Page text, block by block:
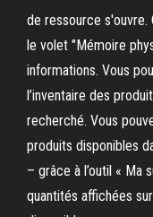
de ressource s'ouvre.
le volet "Mémoire
informations. Vous
l’inventaire des
recherché. Vous
produits disponibles
– grâce à l’outil « Ma
quantités affichées